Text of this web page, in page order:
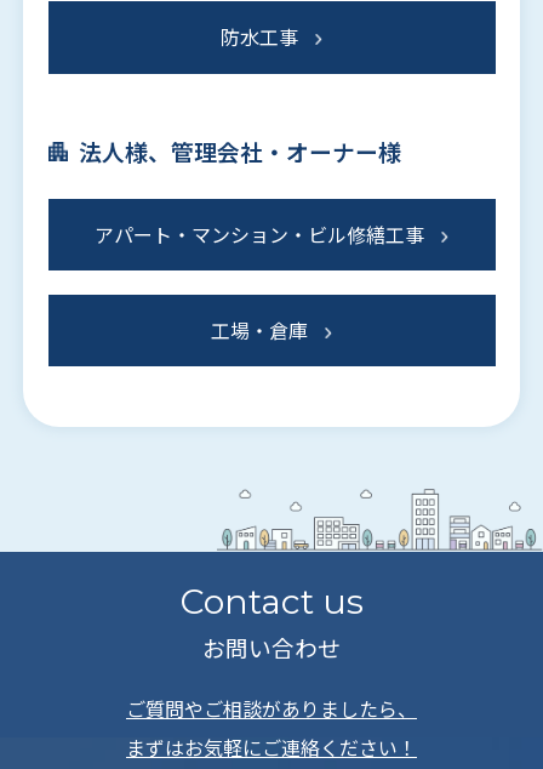
防水工事
法人様、管理会社・オーナー様
アパート・マンション・ビル修繕工事
工場・倉庫
Contact us
お問い合わせ
ご質問やご相談がありましたら、
まずはお気軽にご連絡ください！